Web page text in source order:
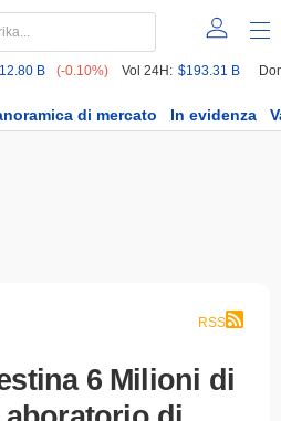
B (-0.10%) Vol 24H: $193.31 B
di mercato In evidenza
RSS
6 Milioni di